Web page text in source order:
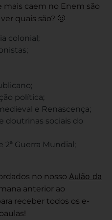
caem no Enem são
quais são? 🙂
colonial;
política;
e Renascença;
doutrinas sociais do
2ª Guerra Mundial;
no nosso Aulão da
anterior ao
receber todos os e-